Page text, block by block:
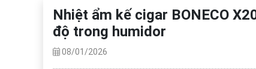
Nhiệt ẩm kế cigar BONECO
độ trong humidor
08/01/2026